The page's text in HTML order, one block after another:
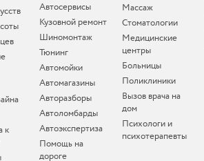
к
Автосервисы
Кузовной ремонт
Шиномонтаж
Тюнинг
Автомойки
Автомагазины
Авторазборы
Автоломбарды
Автоэкспертиза
Помощь на
дороге
Массаж
Стоматологии
Медицинские
центры
Больницы
Поликлиники
Вызов врача на
дом
Психологи и
психотерапевты